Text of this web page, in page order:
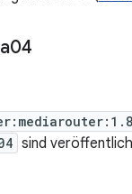
sind